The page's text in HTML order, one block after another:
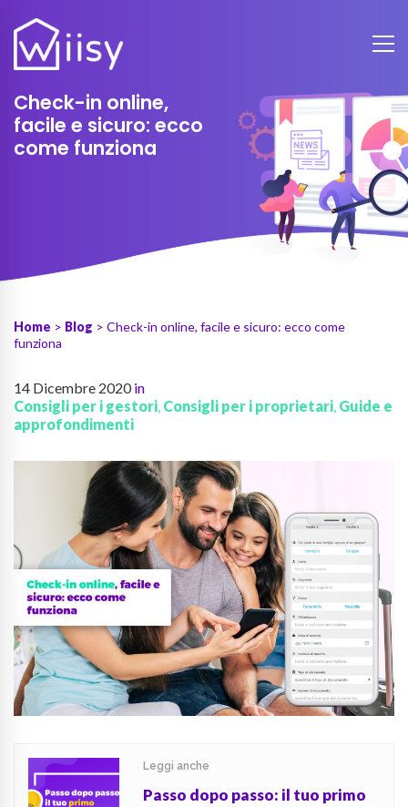
Check-in online,
facile e sicuro: ecco
come funziona
Home > Blog > Check-in online, facile e sicuro: ecco come
funziona
14 Dicembre 2020in
Consigli per i gestori, Consigli per i proprietari, Guide e
approfondimenti
Leggi anche
Passo dopo passo: il tuo primo